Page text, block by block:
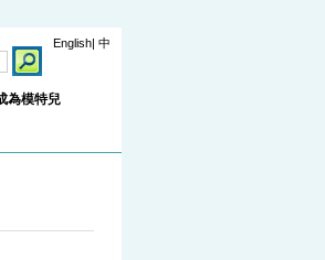
English| 中
為模特兒